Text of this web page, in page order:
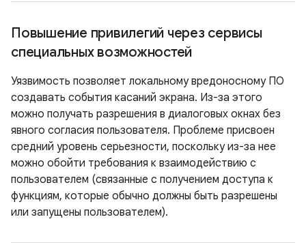
Повышение привилегий через сервисы
специальных возможностей
Уязвимость позволяет локальному вредоносному ПО
создавать события касаний экрана. Из-за этого
можно получать разрешения в диалоговых окнах без
явного согласия пользователя. Проблеме присвоен
средний уровень серьезности, поскольку из-за нее
можно обойти требования к взаимодействию с
пользователем (связанные с получением доступа к
функциям, которые обычно должны быть разрешены
или запущены пользователем).